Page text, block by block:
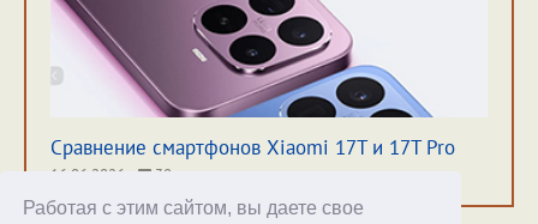
Работая с этим сайтом, вы даете свое
Сравнение смартфонов Xiaomi 17T и 17T Pro
16.06.2026 38